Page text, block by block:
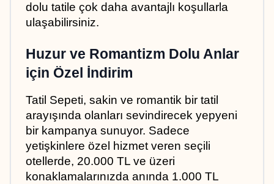
dolu tatile çok daha avantajlı koşullarla
ulaşabilirsiniz.
Huzur ve Romantizm Dolu Anlar
için Özel İndirim
Tatil Sepeti, sakin ve romantik bir tatil
arayışında olanları sevindirecek yepyeni
bir kampanya sunuyor. Sadece
yetişkinlere özel hizmet veren seçili
otellerde, 20.000 TL ve üzeri
konaklamalarınızda anında 1.000 TL